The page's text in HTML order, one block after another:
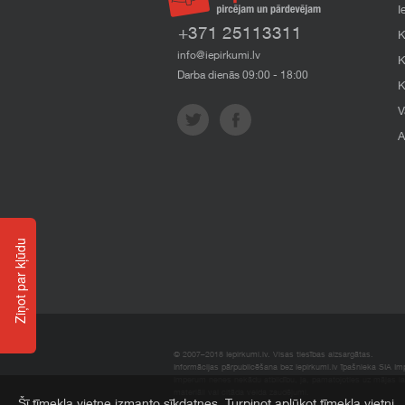
+371 25113311
info@iepirkumi.lv
Darba dienās 09:00 - 18:00
© 2007–2018 Iepirkumi.lv. Visas tiesības aizsargātas.
Informācijas pārpublicēšana bez iepirkumi.lv īpašnieka SIA
Ziņot par kļūdu